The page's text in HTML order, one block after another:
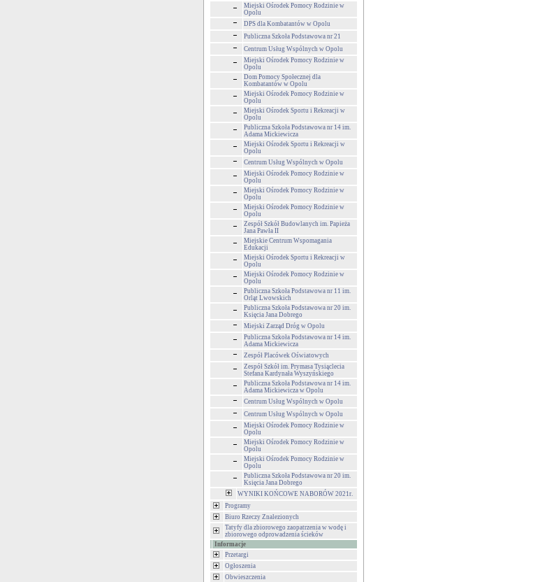
Miejski Ośrodek Pomocy Rodzinie w
Opolu
DPS dla Kombatantów w Opolu
Publiczna Szkoła Podstawowa nr 21
Centrum Usług Wspólnych w Opolu
Miejski Ośrodek Pomocy Rodzinie w
Opolu
Dom Pomocy Społecznej dla
Kombatantów w Opolu
Miejski Ośrodek Pomocy Rodzinie w
Opolu
Miejski Ośrodek Sportu i Rekreacji w
Opolu
Publiczna Szkoła Podstawowa nr 14 im.
Adama Mickiewicza
Miejski Ośrodek Sportu i Rekreacji w
Opolu
Centrum Usług Wspólnych w Opolu
Miejski Ośrodek Pomocy Rodzinie w
Opolu
Miejski Ośrodek Pomocy Rodzinie w
Opolu
Miejski Ośrodek Pomocy Rodzinie w
Opolu
Zespół Szkół Budowlanych im. Papieża
Jana Pawła II
Miejskie Centrum Wspomagania
Edukacji
Miejski Ośrodek Sportu i Rekreacji w
Opolu
Miejski Ośrodek Pomocy Rodzinie w
Opolu
Publiczna Szkoła Podstawowa nr 11 im.
Orląt Lwowskich
Publiczna Szkoła Podstawowa nr 20 im.
Księcia Jana Dobrego
Miejski Zarząd Dróg w Opolu
Publiczna Szkoła Podstawowa nr 14 im.
Adama Mickiewicza
Zespół Placówek Oświatowych
Zespół Szkół im. Prymasa Tysiąclecia
Stefana Kardynała Wyszyńskiego
Publiczna Szkoła Podstawowa nr 14 im.
Adama Mickiewicza w Opolu
Centrum Usług Wspólnych w Opolu
Centrum Usług Wspólnych w Opolu
Miejski Ośrodek Pomocy Rodzinie w
Opolu
Miejski Ośrodek Pomocy Rodzinie w
Opolu
Miejski Ośrodek Pomocy Rodzinie w
Opolu
Publiczna Szkoła Podstawowa nr 20 im.
Księcia Jana Dobrego
WYNIKI KOŃCOWE NABORÓW 2021r.
Programy
Biuro Rzeczy Znalezionych
Tatyfy dla zbiorowego zaopatrzenia w wodę i
zbiorowego odprowadzenia ścieków
Informacje
Przetargi
Ogłoszenia
Obwieszczenia